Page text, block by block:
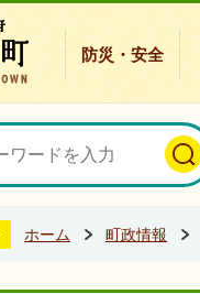
防災・安全
ホーム 町政情報